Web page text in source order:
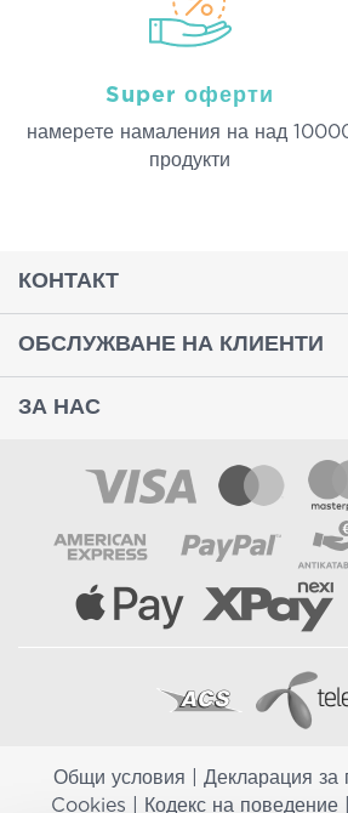
Super оферти
намерeте намаления на над
продукти
КОНТАКТ
ОБСЛУЖВАНЕ НА КЛИЕНТИ
ЗА НАС
Общи условия Декларация за
Cookies
Кодекс на поведение|